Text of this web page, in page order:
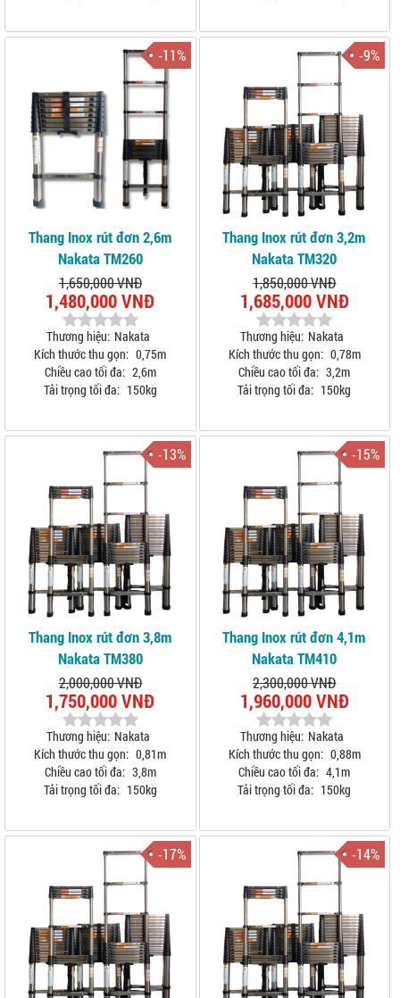
-11%
Thang Inox rút đơn 2,6m
Nakata TM260
1,650,000 VNĐ
1,480,000 VNĐ
Thương hiệu: Nakata
Kích thước thu gọn: 0,75m
Chiều cao tối đa: 2,6m
Tải trọng tối đa: 150kg
-9%
Thang Inox rút đơn 3,2m
Nakata TM320
1,850,000 VNĐ
1,685,000 VNĐ
Thương hiệu: Nakata
Kích thước thu gọn: 0,78m
Chiều cao tối đa: 3,2m
Tải trọng tối đa: 150kg
-13%
Thang Inox rút đơn 3,8m
Nakata TM380
2,000,000 VNĐ
1,750,000 VNĐ
Thương hiệu: Nakata
Kích thước thu gọn: 0,81m
Chiều cao tối đa: 3,8m
Tải trọng tối đa: 150kg
-15%
Thang Inox rút đơn 4,1m
Nakata TM410
2,300,000 VNĐ
1,960,000 VNĐ
Thương hiệu: Nakata
Kích thước thu gọn: 0,88m
Chiều cao tối đa: 4,1m
Tải trọng tối đa: 150kg
-17% -14%